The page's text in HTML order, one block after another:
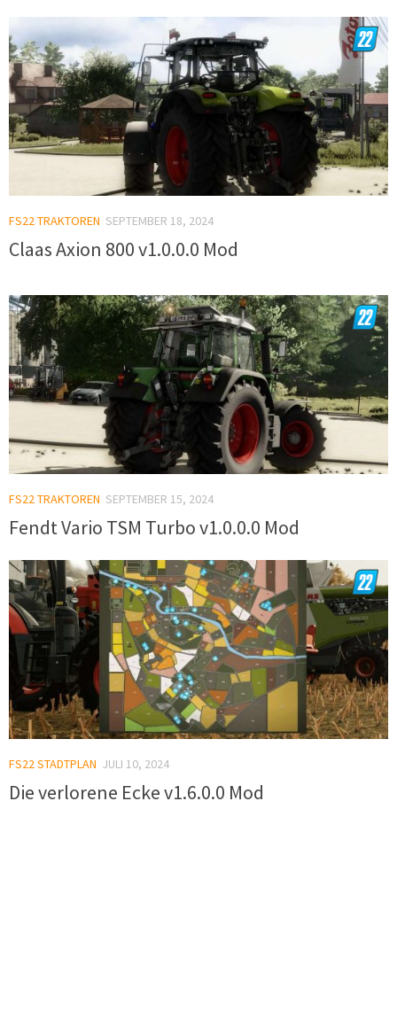
FS22 TRAKTOREN SEPTEMBER 18, 2024
Claas Axion 800 v1.0.0.0 Mod
FS22 TRAKTOREN SEPTEMBER 15, 2024
Fendt Vario TSM Turbo v1.0.0.0 Mod
FS22 STADTPLAN JULI 10, 2024
Die verlorene Ecke v1.6.0.0 Mod